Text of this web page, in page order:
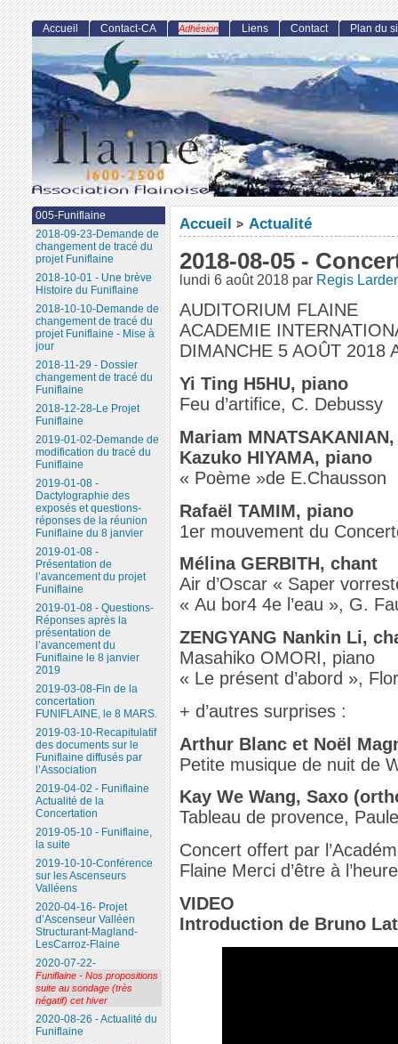
Accueil > Actualité
2018-08-05 -
lundi 6 août 2018 par Regis
AUDITORIUM FLAINE
ACADEMIE
DIMANCHE 5 AOÛT 2018
Yi Ting H5HU, piano
Feu d’artifice, C. Debussy
Mariam
Kazuko HIYAMA, piano
« Poème »de E.Chausson
Rafaël TAMIM, piano
1er mouvement du
Mélina GERBITH, chant
Air d’Oscar « Saper
« Au bor4 4e l’eau », G.
ZENGYANG Nankin Li,
Masahiko OMORI, piano
« Le présent d’abord »,
+ d’autres surprises :
Arthur Blanc et Noël
Petite musique de nuit de
Kay We Wang, Saxo
Tableau de provence,
Concert offert par
Flaine Merci d’être à l’heure
VIDEO
Introduction de Bruno
Accueil Contact-CA Adhésion Liens Contact Plan du
005-Funiflaine
2018-09-23-Demande de
changement de tracé du
projet Funiflaine
2018-10-01 - Une brève
Histoire du Funiflaine
2018-10-10-Demande de
changement de tracé du
projet Funiflaine - Mise à
jour
2018-11-29 - Dossier
changement de tracé du
Funiflaine
2018-12-28-Le Projet
Funiflaine
2019-01-02-Demande de
modification du tracé du
Funiflaine
2019-01-08 -
Dactylographie des
exposés et questions-
réponses de la réunion
Funiflaine du 8 janvier
2019-01-08 -
Présentation de
l’avancement du projet
Funiflaine
2019-01-08 - Questions-
Réponses après la
présentation de
l’avancement du
Funiflaine le 8 janvier
2019
2019-03-08-Fin de la
concertation
FUNIFLAINE, le 8 MARS.
2019-03-10-Recapitulatif
des documents sur le
Funiflaine diffusés par
l’Association
2019-04-02 - Funiflaine
Actualité de la
Concertation
2019-05-10 - Funiflaine,
la suite
2019-10-10-Conférence
sur les Ascenseurs
Valléens
2020-04-16- Projet
d’Ascenseur Valléen
Structurant-Magland-
LesCarroz-Flaine
2020-07-22-
Funiflaine - Nos propositions
suite au sondage (très
négatif) cet hiver
2020-08-26 - Actualité du
Funiflaine